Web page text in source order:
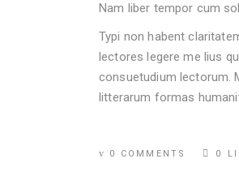
Nam liber tempor cum
Typi non habent
lectores legere me lius
consuetudium lectorum.
litterarum formas
0 COMMENTS 0